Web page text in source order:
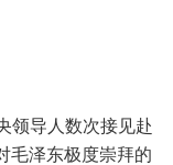
领导人数次接见赴
毛泽东极度崇拜的